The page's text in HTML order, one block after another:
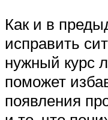
Как и в
исправить
нужный курс
поможет
появления